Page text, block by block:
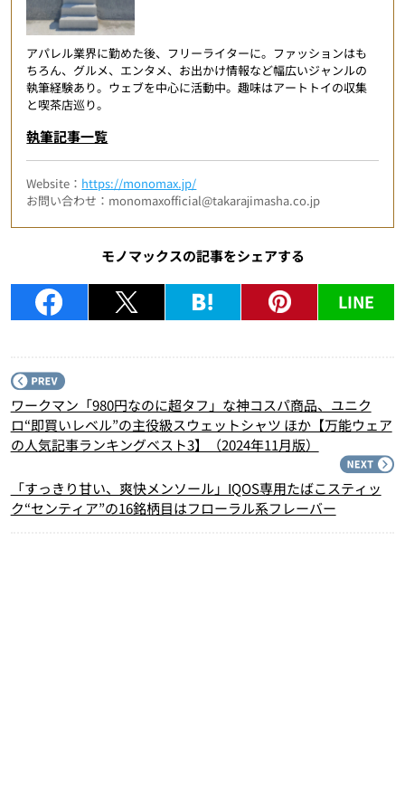
アパレル業界に勤めた後、フリーライターに。ファッションはも
ちろん、グルメ、エンタメ、お出かけ情報など幅広いジャンルの
執筆経験あり。ウェブを中心に活動中。趣味はアートトイの収集
と喫茶店巡り。
執筆記事一覧
Website： https://monomax.jp/
お問い合わせ：monomaxofficial@takarajimasha.co.jp
モノマックスの記事をシェアする
LINE
ワークマン「980円なのに超タフ」な神コスパ商品、ユニク
ロ“即買いレベル”の主役級スウェットシャツ ほか【万能ウェア
の人気記事ランキングベスト3】（2024年11月版）
「すっきり甘い、爽快メンソール」IQOS専用たばこスティッ
ク“センティア”の16銘柄目はフローラル系フレーバー